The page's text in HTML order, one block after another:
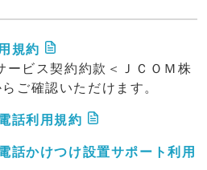
規約
ービス契約約款＜ＪＣＯＭ株
ご確認いただけます。
話利用規約
話かけつけ設置サポート利用